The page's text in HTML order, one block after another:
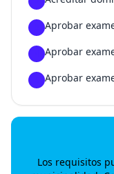
Aprobar
Aprobar
Aprobar
Los requisitos